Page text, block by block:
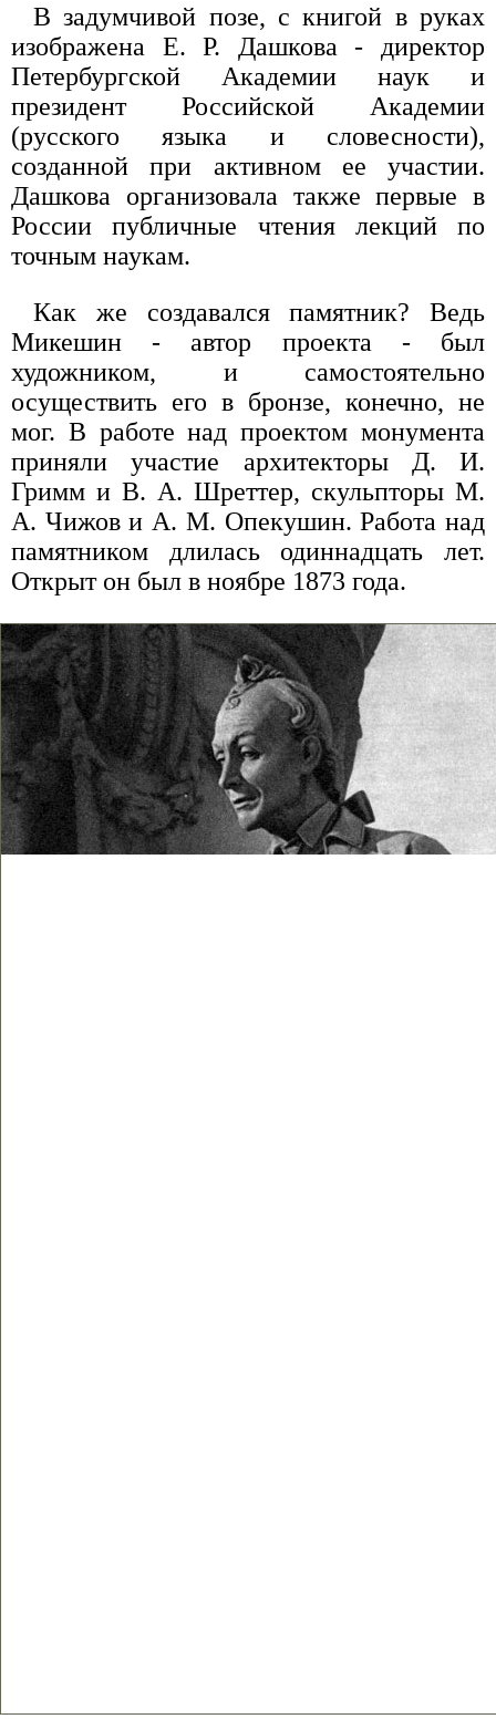
В задумчивой позе, с книгой в руках
изображена Е. Р. Дашкова - директор
Петербургской Академии наук и
президент Российской Академии
(русского языка и словесности),
созданной при активном ее участии.
Дашкова организовала также первые в
России публичные чтения лекций по
точным наукам.
Как же создавался памятник? Ведь
Микешин - автор проекта - был
художником, и самостоятельно
осуществить его в бронзе, конечно, не
мог. В работе над проектом монумента
приняли участие архитекторы Д. И.
Гримм и В. А. Шреттер, скульпторы М.
А. Чижов и А. М. Опекушин. Работа над
памятником длилась одиннадцать лет.
Открыт он был в ноябре 1873 года.